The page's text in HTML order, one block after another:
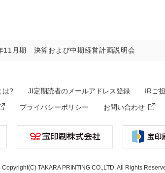
11月期 決算および中期経営計画説明会
は? JI定期読者のメールアドレス登録 IRご
プライバシーポリシー お問い合わせ
Copyright(C) TAKARA PRINTING CO.,LTD. All Rights